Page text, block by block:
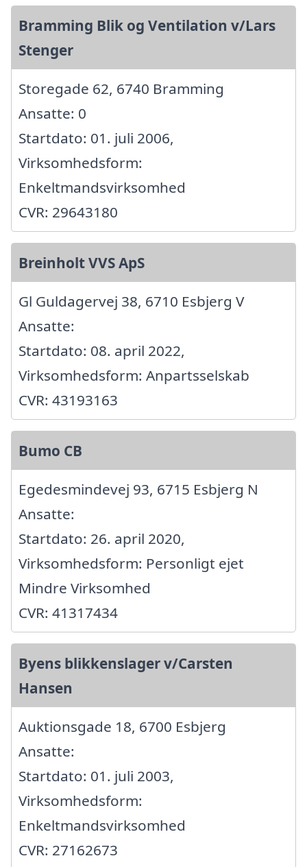
Bramming Blik og Ventilation v/Lars
Stenger
Storegade 62, 6740 Bramming
Ansatte: 0
Startdato: 01. juli 2006,
Virksomhedsform:
Enkeltmandsvirksomhed
CVR: 29643180
Breinholt VVS ApS
Gl Guldagervej 38, 6710 Esbjerg V
Ansatte:
Startdato: 08. april 2022,
Virksomhedsform: Anpartsselskab
CVR: 43193163
Bumo CB
Egedesmindevej 93, 6715 Esbjerg N
Ansatte:
Startdato: 26. april 2020,
Virksomhedsform: Personligt ejet
Mindre Virksomhed
CVR: 41317434
Byens blikkenslager v/Carsten
Hansen
Auktionsgade 18, 6700 Esbjerg
Ansatte:
Startdato: 01. juli 2003,
Virksomhedsform:
Enkeltmandsvirksomhed
CVR: 27162673